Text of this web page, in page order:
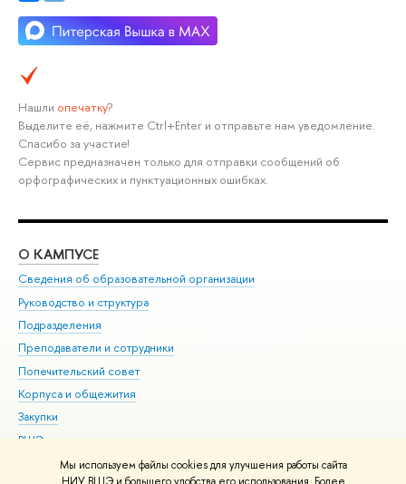
Мы используем файлы cookies для улучшения работы сайта
Нашли опечатку?
Выделите её, нажмите Ctrl+Enter и отправьте нам уведомление.
Спасибо за участие!
Сервис предназначен только для отправки сообщений об
орфографических и пунктуационных ошибках.
О КАМПУСЕ
Сведения об образовательной организации
Руководство и структура
Подразделения
Преподаватели и сотрудники
Попечительский совет
Корпуса и общежития
Закупки
ВШЭ для студентов с ограниченными возможностями
здоровья и инвалидностью
Версия для слабовидящих